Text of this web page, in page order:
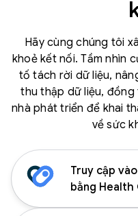
Hãy cùng chúng tôi
khoẻ kết nối. Tầm nhìn
tố tách rời dữ liệu,
thu thập dữ liệu, đồng
nhà phát triển để khai
về sức
Truy cập
bằng Health